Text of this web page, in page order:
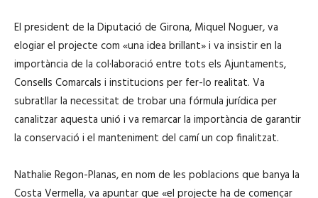
El president de la Diputació de Girona, Miquel Noguer, va
elogiar el projecte com «una idea brillant» i va insistir en la
importància de la col·laboració entre tots els Ajuntaments,
Consells Comarcals i institucions per fer-lo realitat. Va
subratllar la necessitat de trobar una fórmula jurídica per
canalitzar aquesta unió i va remarcar la importància de garantir
la conservació i el manteniment del camí un cop finalitzat.
Nathalie Regon-Planas, en nom de les poblacions que banya la
Costa Vermella, va apuntar que «el projecte ha de començar